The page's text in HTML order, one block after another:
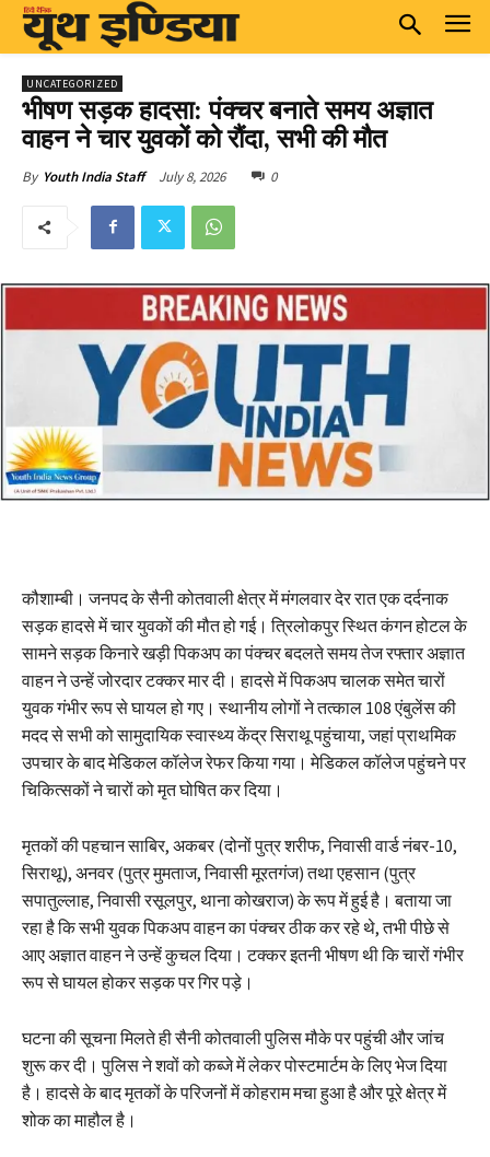
UNCATEGORIZED
भीषण सड़क हादसा: पंक्चर बनाते समय अज्ञात
वाहन ने चार युवकों को रौंदा, सभी की मौत
By Youth India Staff July 8, 2026 0
कौशाम्बी। जनपद के सैनी कोतवाली क्षेत्र में मंगलवार देर रात एक दर्दनाक
सड़क हादसे में चार युवकों की मौत हो गई। त्रिलोकपुर स्थित कंगन होटल के
सामने सड़क किनारे खड़ी पिकअप का पंक्चर बदलते समय तेज रफ्तार अज्ञात
वाहन ने उन्हें जोरदार टक्कर मार दी। हादसे में पिकअप चालक समेत चारों
युवक गंभीर रूप से घायल हो गए। स्थानीय लोगों ने तत्काल 108 एंबुलेंस की
मदद से सभी को सामुदायिक स्वास्थ्य केंद्र सिराथू पहुंचाया, जहां प्राथमिक
उपचार के बाद मेडिकल कॉलेज रेफर किया गया। मेडिकल कॉलेज पहुंचने पर
चिकित्सकों ने चारों को मृत घोषित कर दिया।
मृतकों की पहचान साबिर, अकबर (दोनों पुत्र शरीफ, निवासी वार्ड नंबर-10,
सिराथू), अनवर (पुत्र मुमताज, निवासी मूरतगंज) तथा एहसान (पुत्र
सपातुल्लाह, निवासी रसूलपुर, थाना कोखराज) के रूप में हुई है। बताया जा
रहा है कि सभी युवक पिकअप वाहन का पंक्चर ठीक कर रहे थे, तभी पीछे से
आए अज्ञात वाहन ने उन्हें कुचल दिया। टक्कर इतनी भीषण थी कि चारों गंभीर
रूप से घायल होकर सड़क पर गिर पड़े।
घटना की सूचना मिलते ही सैनी कोतवाली पुलिस मौके पर पहुंची और जांच
शुरू कर दी। पुलिस ने शवों को कब्जे में लेकर पोस्टमार्टम के लिए भेज दिया
है। हादसे के बाद मृतकों के परिजनों में कोहराम मचा हुआ है और पूरे क्षेत्र में
शोक का माहौल है।